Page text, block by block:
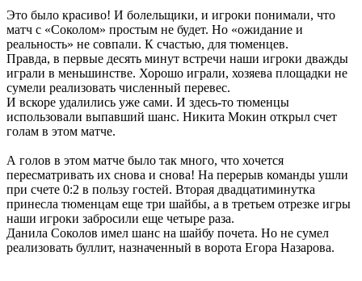
Это было красиво! И болельщики, и игроки понимали, что
матч с «Соколом» простым не будет. Но «ожидание и
реальность» не совпали. К счастью, для тюменцев.
Правда, в первые десять минут встречи наши игроки дважды
играли в меньшинстве. Хорошо играли, хозяева площадки не
сумели реализовать численный перевес.
И вскоре удалились уже сами. И здесь-то тюменцы
использовали выпавший шанс. Никита Мокин открыл счет
голам в этом матче.
А голов в этом матче было так много, что хочется
пересматривать их снова и снова! На перерыв команды ушли
при счете 0:2 в пользу гостей. Вторая двадцатиминутка
принесла тюменцам еще три шайбы, а в третьем отрезке игры
наши игроки забросили еще четыре раза.
Данила Соколов имел шанс на шайбу почета. Но не сумел
реализовать буллит, назначенный в ворота Егора Назарова.